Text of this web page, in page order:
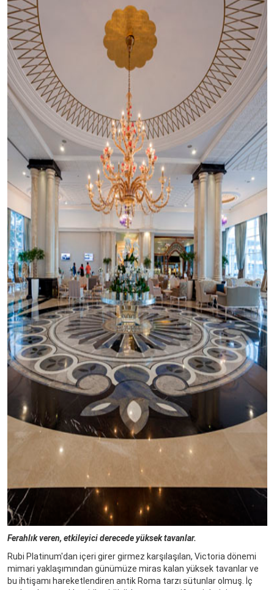
Ferahlık veren, etkileyici derecede yüksek tavanlar.
Rubi Platinum'dan içeri girer girmez karşılaşılan, Victoria dönemi
mimari yaklaşımından günümüze miras kalan yüksek tavanlar ve
bu ihtişamı hareketlendiren antik Roma tarzı sütunlar olmuş. İç